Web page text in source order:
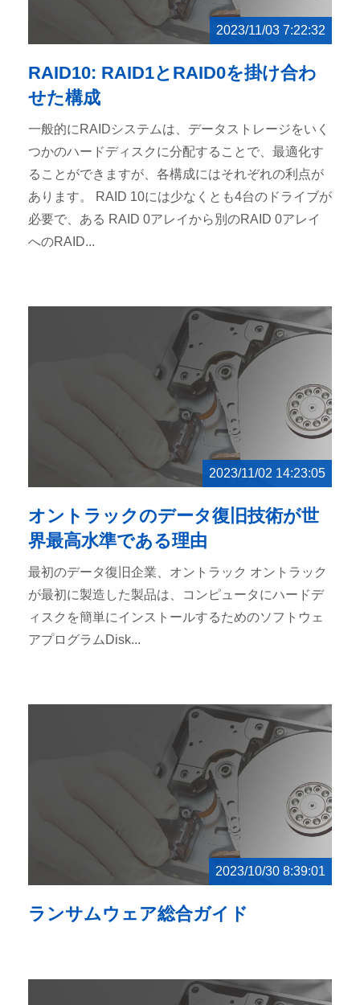
2023/11/03 7:22:32
RAID10: RAID1とRAID0を掛け合わ
せた構成
一般的にRAIDシステムは、データストレージをいく
つかのハードディスクに分配することで、最適化す
ることができますが、各構成にはそれぞれの利点が
あります。 RAID 10には少なくとも4台のドライブが
必要で、ある RAID 0アレイから別のRAID 0アレイ
へのRAID...
2023/11/02 14:23:05
オントラックのデータ復旧技術が世
界最高水準である理由
最初のデータ復旧企業、オントラック オントラック
が最初に製造した製品は、コンピュータにハードデ
ィスクを簡単にインストールするためのソフトウェ
アプログラムDisk...
2023/10/30 8:39:01
ランサムウェア総合ガイド